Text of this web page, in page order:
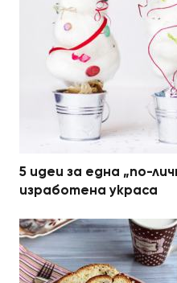
5 идеи за една „по-
изработена украса